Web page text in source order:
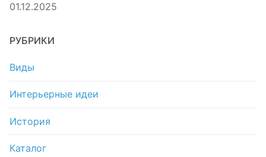
01.12.2025
РУБРИКИ
Виды
Интерьерные идеи
История
Каталог